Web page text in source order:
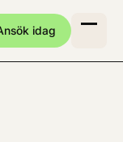
idag